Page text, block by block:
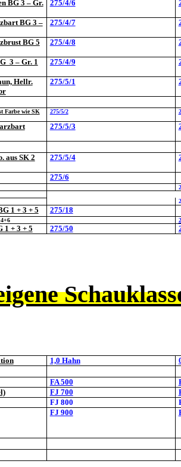
BG 3 – Gr.
275/4/6
BG 3 –
275/4/7
BG 5
275/4/8
3 – Gr. 1
275/4/9
Hellr.
275/5/1
Farbe wie SK
275/5/2
275/5/3
aus SK 2
275/5/4
275/6
1 + 3 + 5 275/18
1 + 3 + 5 275/50
1,0 Hahn
FA 500
FJ 700
FJ 800
FJ 900